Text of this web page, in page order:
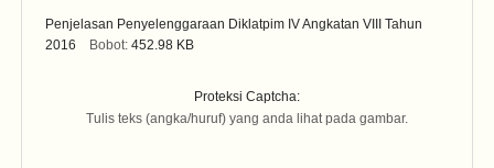
Penjelasan Penyelenggaraan Diklatpim IV Angkatan VIII Tahun
2016
Bobot: 452.98 KB
Proteksi Captcha:
Tulis teks (angka/huruf) yang anda lihat pada gambar.
Sandi